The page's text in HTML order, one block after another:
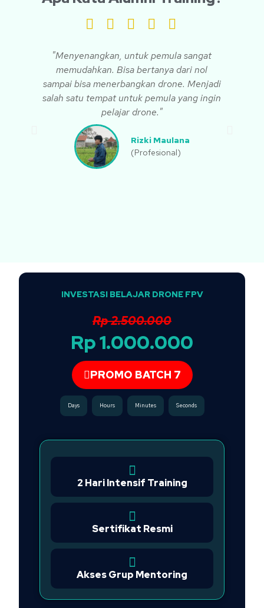
"Menyenangkan, untuk pemula sangat
memudahkan. Bisa bertanya dari nol
sampai bisa menerbangkan drone. Menjadi
salah satu tempat untuk pemula yang ingin
pelajar drone."
Rizki Maulana
(Profesional)
INVESTASI BELAJAR DRONE FPV
Rp 2.500.000
Rp 1.000.000
PROMO BATCH 7
Days Hours Minutes Seconds
2 Hari Intensif Training
Sertifikat Resmi
Akses Grup Mentoring